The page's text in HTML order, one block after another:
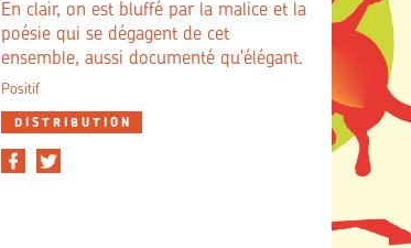
En clair, on est bluffé par la malice et la
poésie qui se dégagent de cet
ensemble, aussi documenté qu'élégant.
Positif
DISTRIBUTION